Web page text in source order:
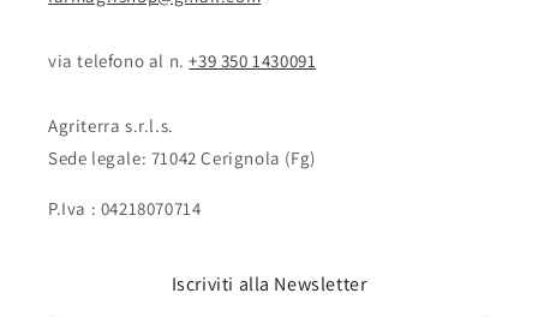
via telefono al n. ‭‭+39 350 1430091
Agriterra s.r.l.s.
Sede legale: 71042 Cerignola (Fg)
P.Iva : 04218070714
Iscriviti alla Newsletter